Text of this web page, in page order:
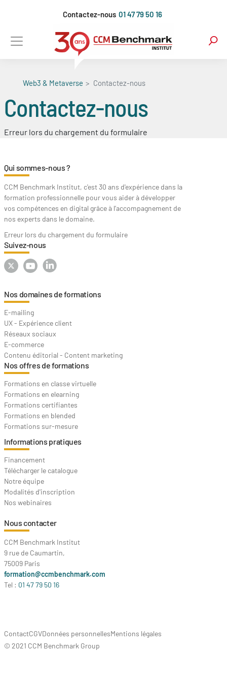
principal
Contactez-nous 01 47 79 50 16
Web3 & Metaverse Contactez-nous
Contactez-nous
Erreur lors du chargement du formulaire
Qui sommes-nous ?
CCM Benchmark Institut, c'est 30 ans d'expérience dans la
formation professionnelle pour vous aider à développer
vos compétences en digital grâce à l’accompagnement de
nos experts dans le domaine.
Erreur lors du chargement du formulaire
Suivez-nous
Nos domaines de formations
E-mailing
UX - Expérience client
Réseaux sociaux
E-commerce
Contenu éditorial - Content marketing
Nos offres de formations
Formations en classe virtuelle
Formations en elearning
Formations certifiantes
Formations en blended
Formations sur-mesure
Informations pratiques
Financement
Télécharger le catalogue
Notre équipe
Modalités d'inscription
Nos webinaires
Nous contacter
CCM Benchmark Institut
9 rue de Caumartin,
75009 Paris
formation@ccmbenchmark.com
Tel : 01 47 79 50 16
ContactCGVDonnées personnellesMentions légales
© 2021 CCM Benchmark Group